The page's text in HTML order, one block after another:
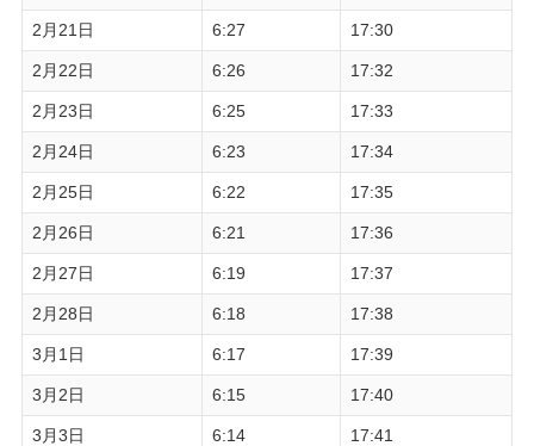
2月21日 6:27 17:30
2月22日 6:26 17:32
2月23日 6:25 17:33
2月24日 6:23 17:34
2月25日 6:22 17:35
2月26日 6:21 17:36
2月27日 6:19 17:37
2月28日 6:18 17:38
3月1日 6:17 17:39
3月2日 6:15 17:40
3月3日 6:14 17:41